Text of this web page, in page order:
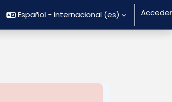
de búsqueda de entrada
Español - Internacional ‎(es)‎ Acceder